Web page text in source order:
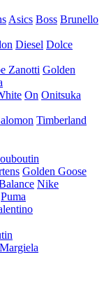
Asics Boss Brunello
Diesel Dolce
Zanotti Golden
On Onitsuka
Timberland
Golden Goose
Nike
Puma